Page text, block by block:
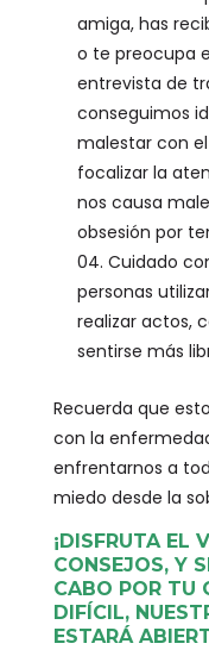
amiga, has
o te preocupa
entrevista de
conseguimos
malestar con
focalizar la
nos causa
obsesión por
Cuidado
personas
realizar actos,
sentirse más
Recuerda que
con la
enfrentarnos a
miedo desde la
¡DISFRUTA EL
CONSEJOS, Y
CABO POR TU
DIFÍCIL,
ESTARÁ